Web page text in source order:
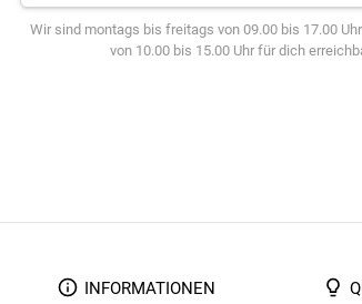
Wir sind montags bis freitags von 09.00 bis 17.00
von 10.00 bis 15.00 Uhr für dich
INFORMATIONEN